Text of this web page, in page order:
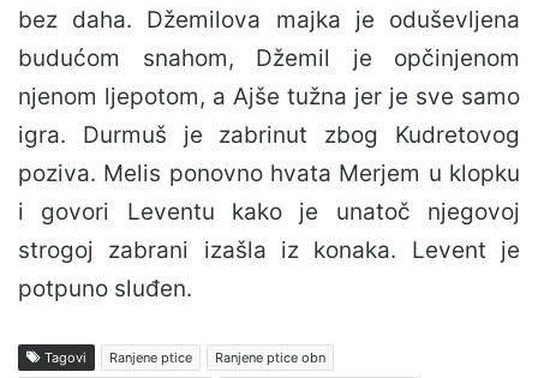
bez daha. Džemilova majka je oduševljena
budućom snahom, Džemil je opčinjenom
njenom ljepotom, a Ajše tužna jer je sve samo
igra. Durmuš je zabrinut zbog Kudretovog
poziva. Melis ponovno hvata Merjem u klopku
i govori Leventu kako je unatoč njegovoj
strogoj zabrani izašla iz konaka. Levent je
potpuno sluđen.
Tagovi Ranjene ptice
Ranjene ptice obn